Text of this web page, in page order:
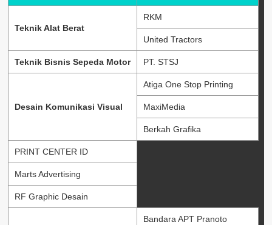
Teknik Alat Berat
RKM
United Tractors
Teknik Bisnis Sepeda Motor PT. STSJ
Desain Komunikasi Visual
Atiga One Stop Printing
MaxiMedia
Berkah Grafika
PRINT CENTER ID
Marts Advertising
RF Graphic Desain
Bandara APT Pranoto